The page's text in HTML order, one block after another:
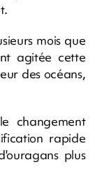
mois que
agitée cette
des océans,
changement
rapide
plus